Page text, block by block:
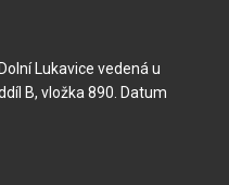
Lukavice vedená u
B, vložka 890. Datum